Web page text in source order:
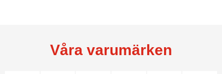
Våra varumärken